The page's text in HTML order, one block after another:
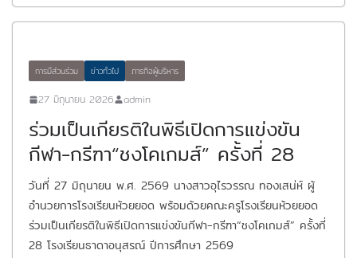
การมีส่วนร่วม ข่าวทั่วไป ภารกิจผู้บริหาร
27 มิถุนายน 2026 admin
ร่วมเป็นเกียรติในพิธีเปิดการแข่งขัน
กีฬา-กรีฑา“ชงโคเกมส์” ครั้งที่ 28
วันที่ 27 มิถุนายน พ.ศ. 2569 นางสาวอุไรวรรณ ทองเสน่ห์ ผู้
อำนวยการโรงเรียนห้วยยอด พร้อมด้วยคณะครูโรงเรียนห้วยยอด
ร่วมเป็นเกียรติในพิธีเปิดการแข่งขันกีฬา-กรีฑา“ชงโคเกมส์” ครั้งที่
28 โรงเรียนธาดาอนุสรณ์ ปีการศึกษา 2569